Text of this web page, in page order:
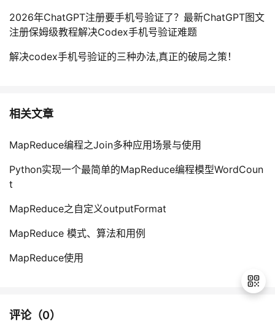
2026年ChatGPT注册要手机号验证了？最新ChatGPT图文
注册保姆级教程解决Codex手机号验证难题
解决codex手机号验证的三种办法,真正的破局之策！
相关文章
MapReduce编程之Join多种应用场景与使用
Python实现一个最简单的MapReduce编程模型WordCoun
t
MapReduce之自定义outputFormat
MapReduce 模式、算法和用例
MapReduce使用
评论（0）